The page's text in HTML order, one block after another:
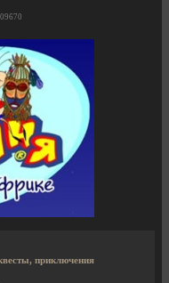
приключения